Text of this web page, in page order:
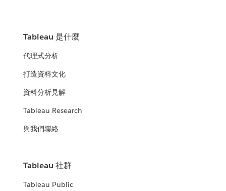
Tableau 是什麼
代理式分析
打造資料文化
資料分析見解
Tableau Research
與我們聯絡
Tableau 社群
Tableau Public